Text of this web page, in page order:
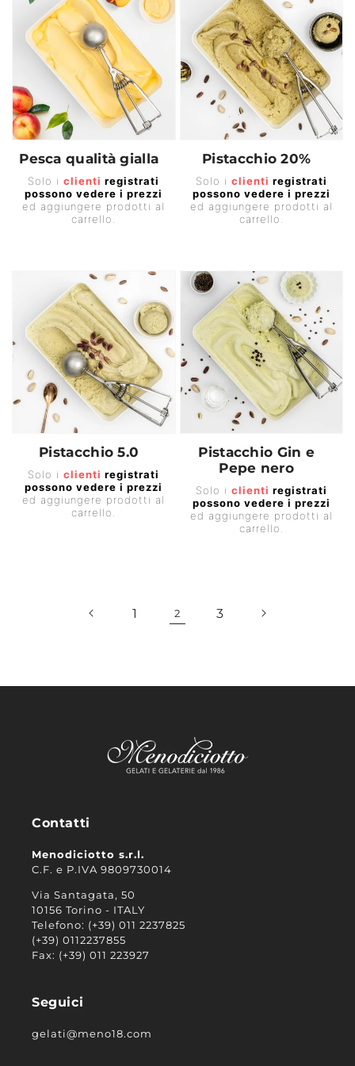
Pesca qualità gialla
Prezzo
di
Solo iclienti registrati
possono vedere i prezzi
ed aggiungere prodotti al
carrello.
Pistacchio 20%
Prezzo
di
Solo i clienti registrati
possono vedere i prezzi
ed aggiungere prodotti al
carrello.
Pistacchio 5.0
Prezzo
di
Solo iclienti registrati
possono vedere i prezzi
ed aggiungere prodotti al
carrello.
Pistacchio Gin e
Pepe nero
Prezzo
di
Solo i clienti registrati
possono vedere i prezzi
ed aggiungere prodotti al
carrello.
1 2 3
Contatti
Menodiciotto s.r.l.
C.F. e P.IVA 9809730014
Via Santagata, 50
10156 Torino - ITALY
Telefono: (+39) 011 2237825
(+39) 0112237855
Fax: (+39) 011 223927
Seguici
gelati@meno18.com